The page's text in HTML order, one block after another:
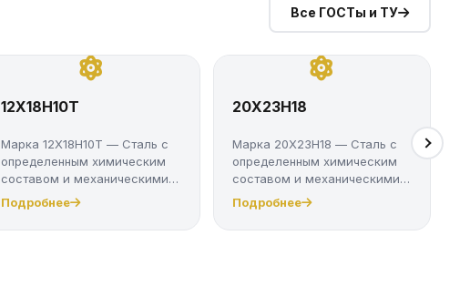
Все ГОСТы и ТУ
12Х18Н10Т
Марка 12Х18Н10Т — Сталь с
определенным химическим
составом и механическими
свойс...
Подробнее
20Х23Н18
Марка 20Х23Н18 — Сталь с
определенным химическим
составом и механическими
свойст...
Подробнее